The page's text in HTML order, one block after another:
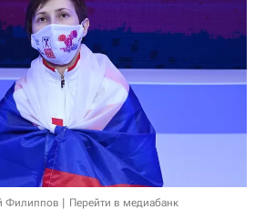
Филиппов Перейти в медиабанк